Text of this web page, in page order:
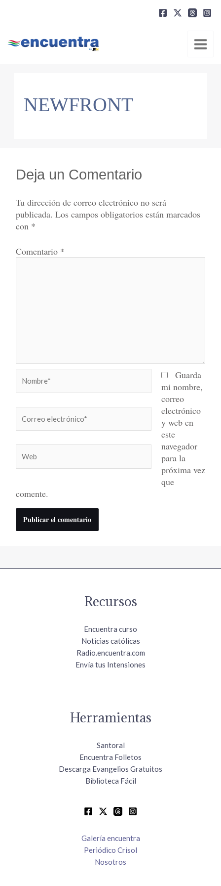
NEWFRONT
Deja un Comentario
Tu dirección de correo electrónico no será
publicada. Los campos obligatorios están marcados
con *
Comentario *
electrónico*
Guarda
mi nombre,
correo
electrónico
y web en
este
navegador
para la
próxima vez
que
comente.
Recursos
Encuentra curso
Noticias católicas
Radio.encuentra.com
Envía tus Intensiones
Herramientas
Santoral
Encuentra Folletos
Descarga Evangelios Gratuitos
Biblioteca Fácil
Galería encuentra
Periódico Crisol
Nosotros